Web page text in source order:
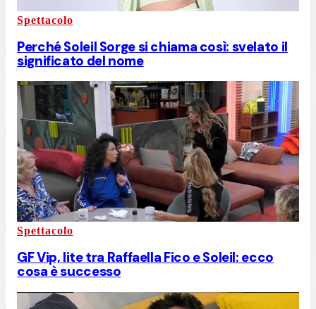
Spettacolo
Perché Soleil Sorge si chiama così: svelato il
significato del nome
Spettacolo
GF Vip, lite tra Raffaella Fico e Soleil: ecco
cosa è successo